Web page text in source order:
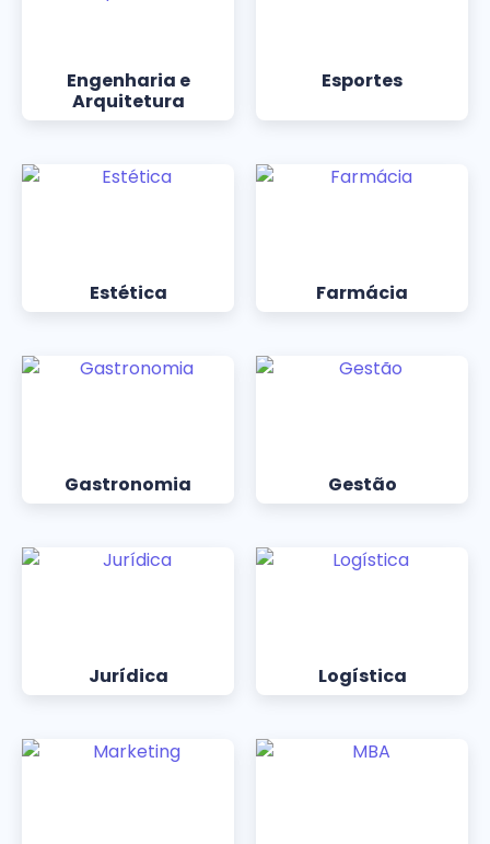
Engenharia e
Arquitetura
Esportes
Estética Farmácia
Gastronomia Gestão
Jurídica Logística